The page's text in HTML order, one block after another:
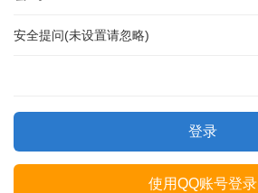
安全提问(未设置请忽略)
登录
使用QQ账号登录